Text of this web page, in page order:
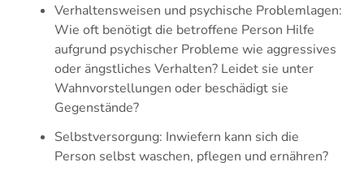
Verhaltensweisen und psychische Problemlagen:
Wie oft benötigt die betroffene Person Hilfe
aufgrund psychischer Probleme wie aggressives
oder ängstliches Verhalten? Leidet sie unter
Wahnvorstellungen oder beschädigt sie
Gegenstände?
Selbstversorgung: Inwiefern kann sich die
Person selbst waschen, pflegen und ernähren?